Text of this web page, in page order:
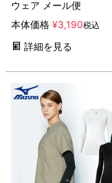
ウェア メール便
本体価格 ¥3,190税込
詳細を見る